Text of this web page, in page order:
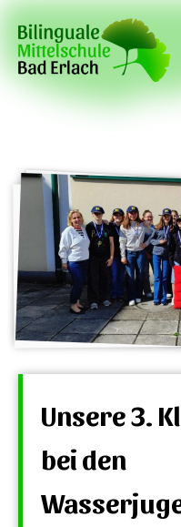
Schulanmeldung
Unsere 3.
bei den